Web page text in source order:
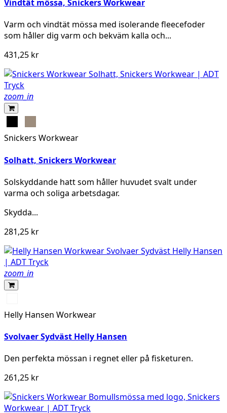
Vindtät mössa, Snickers Workwear
Varm och vindtät mössa med isolerande fleecefoder
som håller dig varm och bekväm kalla och...
431,25 kr
zoom_in
Snickers Workwear
Solhatt, Snickers Workwear
Solskyddande hatt som håller huvudet svalt under
varma och soliga arbetsdagar.
Skydda...
281,25 kr
zoom_in
LIGHT
YELLOW
Helly Hansen Workwear
Svolvaer Sydväst Helly Hansen
Den perfekta mössan i regnet eller på fisketuren.
261,25 kr